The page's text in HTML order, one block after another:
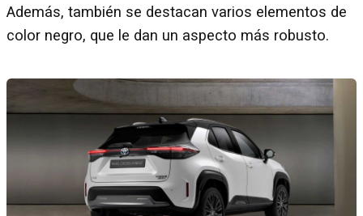
Además, también se destacan varios elementos de
color negro, que le dan un aspecto más robusto.